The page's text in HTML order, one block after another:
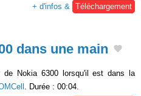
+ d'infos &
Téléchargement
dans une main
de Nokia 6300 lorsqu'il est dans la
. Durée : 00:04.